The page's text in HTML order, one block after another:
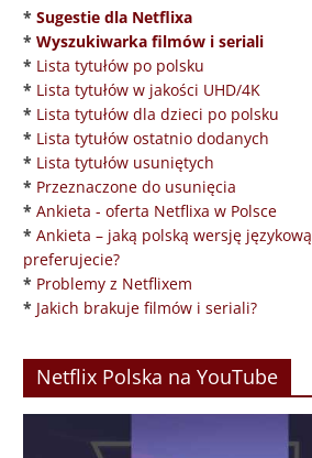
* Sugestie dla Netflixa
* Wyszukiwarka filmów i seriali
* Lista tytułów po polsku
* Lista tytułów w jakości UHD/4K
* Lista tytułów dla dzieci po polsku
* Lista tytułów ostatnio dodanych
* Lista tytułów usuniętych
* Przeznaczone do usunięcia
* Ankieta - oferta Netflixa w Polsce
* Ankieta – jaką polską wersję językową
preferujecie?
* Problemy z Netflixem
* Jakich brakuje filmów i seriali?
Netflix Polska na YouTube